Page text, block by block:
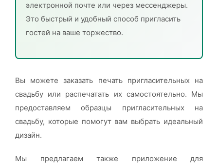
электронной почте или через мессенджеры.
Это быстрый и удобный способ пригласить
гостей на ваше торжество.
Вы можете заказать печать пригласительных на
свадьбу или распечатать их самостоятельно. Мы
предоставляем образцы пригласительных на
свадьбу, которые помогут вам выбрать идеальный
дизайн.
Мы предлагаем также приложение для